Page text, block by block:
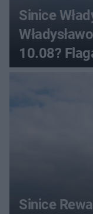
Sinice
10.08?
Sinice